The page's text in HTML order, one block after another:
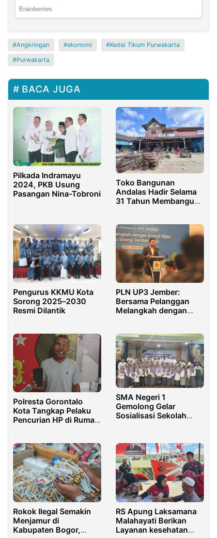
Angkringan ekonomi Kedai Tikum Purwakarta
Purwakarta
BACA JUGA
Pilkada Indramayu
2024, PKB Usung
Pasangan Nina-Tobroni
Toko Bangunan
Andalas Hadir Selama
31 Tahun Membangun
Pengurus KKMU Kota
Sorong 2025–2030
Resmi Dilantik
PLN UP3 Jember:
Bersama Pelanggan
Melangkah dengan
Polresta Gorontalo
Kota Tangkap Pelaku
Pencurian HP di Rumah
SMA Negeri 1
Gemolong Gelar
Sosialisasi Sekolah
Rokok Ilegal Semakin
Menjamur di
Kabupaten Bogor,
RS Apung Laksamana
Malahayati Berikan
Layanan kesehatan